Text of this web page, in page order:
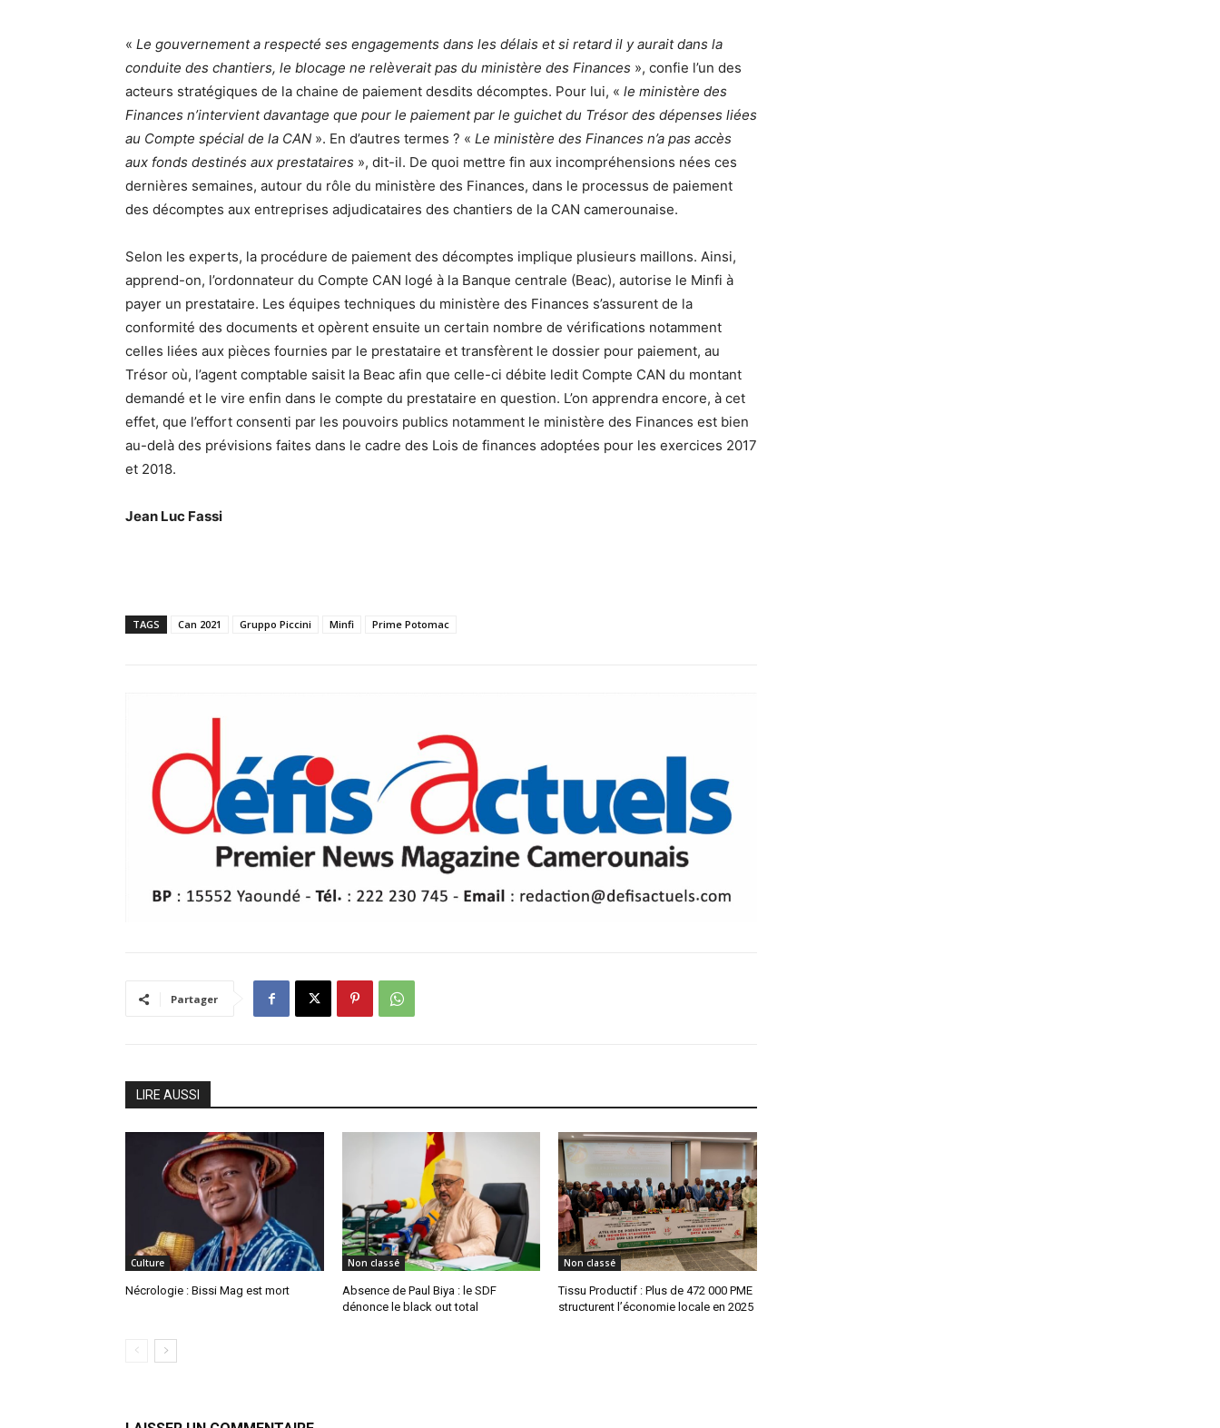
« Le gouvernement a respecté ses engagements dans les délais et si retard il y aurait dans la
conduite des chantiers, le blocage ne relèverait pas du ministère des Finances », confie l’un des
acteurs stratégiques de la chaine de paiement desdits décomptes. Pour lui, « le ministère des
Finances n’intervient davantage que pour le paiement par le guichet du Trésor des dépenses liées
au Compte spécial de la CAN ». En d’autres termes ? « Le ministère des Finances n’a pas accès
aux fonds destinés aux prestataires », dit-il. De quoi mettre fin aux incompréhensions nées ces
dernières semaines, autour du rôle du ministère des Finances, dans le processus de paiement
des décomptes aux entreprises adjudicataires des chantiers de la CAN camerounaise.
Selon les experts, la procédure de paiement des décomptes implique plusieurs maillons. Ainsi,
apprend-on, l’ordonnateur du Compte CAN logé à la Banque centrale (Beac), autorise le Minfi à
payer un prestataire. Les équipes techniques du ministère des Finances s’assurent de la
conformité des documents et opèrent ensuite un certain nombre de vérifications notamment
celles liées aux pièces fournies par le prestataire et transfèrent le dossier pour paiement, au
Trésor où, l’agent comptable saisit la Beac afin que celle-ci débite ledit Compte CAN du montant
demandé et le vire enfin dans le compte du prestataire en question. L’on apprendra encore, à cet
effet, que l’effort consenti par les pouvoirs publics notamment le ministère des Finances est bien
au-delà des prévisions faites dans le cadre des Lois de finances adoptées pour les exercices 2017
et 2018.
Jean Luc Fassi
TAGS Can 2021 Gruppo Piccini Minfi Prime Potomac
Partager
LIRE AUSSI
Culture
Nécrologie : Bissi Mag est mort
Non classé
Absence de Paul Biya : le SDF
dénonce le black out total
Non classé
Tissu Productif : Plus de 472 000 PME
structurent l’économie locale en 2025